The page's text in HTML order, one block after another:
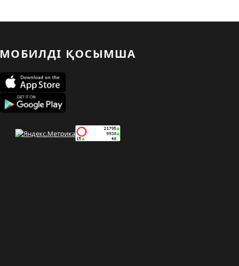
МОБИЛДІ ҚОСЫМША